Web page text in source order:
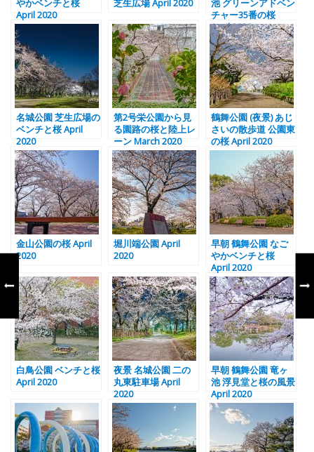
やかベンチと桜
April 2020
芝生広場 April 2020
池 グリーンアドベン
チャー35番の桜
April 2020
名城公園 芝生広場の
ベンチと桜 April
2020
第2号栄公園から見
る園路の桜と陸上レ
ーン March 2020
鶴舞公園 (夜景) あじ
さいの散歩道 公園東
の桜 April 2020
金山公園の桜 April
2020
堀川端公園 April
2020
早朝 鶴舞公園 なご
やかベンチと桜
April 2020
白鳥公園 ベンチと桜
April 2020
夜景 名城公園 二の
丸東駐車場 April
2020
早朝 鶴舞公園 竜ヶ
池 浮見堂と桜の風景
April 2020